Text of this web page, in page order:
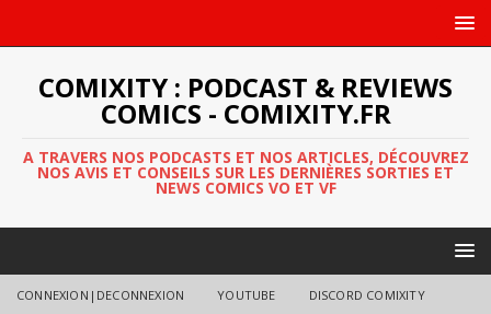
COMIXITY : PODCAST & REVIEWS
COMICS - COMIXITY.FR
A TRAVERS NOS PODCASTS ET NOS ARTICLES, DÉCOUVREZ
NOS AVIS ET CONSEILS SUR LES DERNIÈRES SORTIES ET
NEWS COMICS VO ET VF
CONNEXION|DECONNEXION YOUTUBE DISCORD COMIXITY